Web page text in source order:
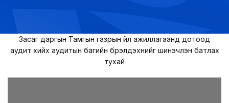
ЗАХИРАМЖ ШИЙДВЭР
Засаг даргын Тамгын газрын үйл ажиллагаанд дотоод
аудит хийх аудитын багийн бүрэлдэхүүнийг шинэчлэн батлах
тухай